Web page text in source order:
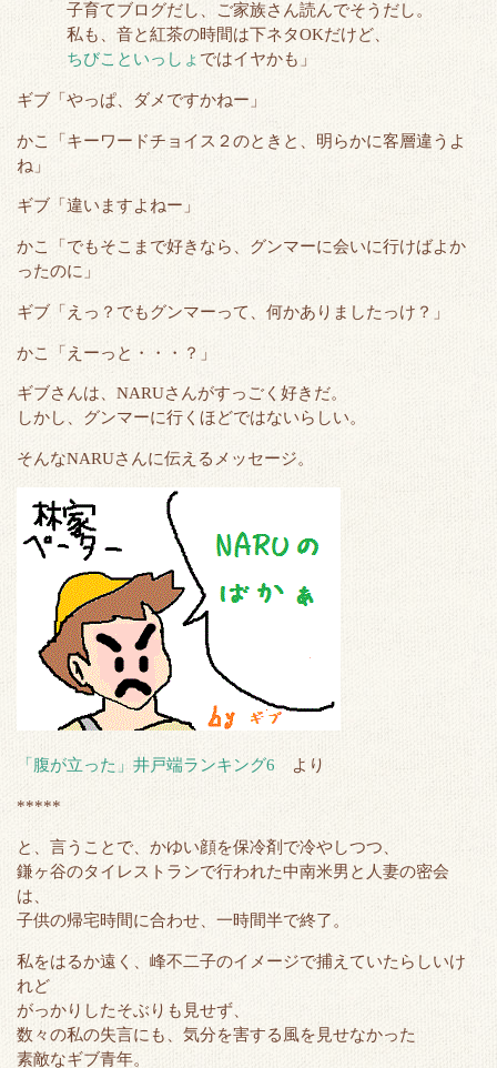
子育てブログだし、ご家族さん読んでそうだし。
私も、音と紅茶の時間は下ネタOKだけど、
ちびこといっしょ ではイヤかも」
ギブ「やっぱ、ダメですかねー」
かこ「キーワードチョイス２のときと、明らかに客層違うよ
ね」
ギブ「違いますよねー」
かこ「でもそこまで好きなら、グンマーに会いに行けばよか
ったのに」
ギブ「えっ？でもグンマーって、何かありましたっけ？」
かこ「えーっと・・・？」
ギブさんは、NARUさんがすっごく好きだ。
しかし、グンマーに行くほどではないらしい。
そんなNARUさんに伝えるメッセージ。
「腹が立った」井戸端ランキング6 より
*****
と、言うことで、かゆい顔を保冷剤で冷やしつつ、
鎌ヶ谷のタイレストランで行われた中南米男と人妻の密会
は、
子供の帰宅時間に合わせ、一時間半で終了。
私をはるか遠く、峰不二子のイメージで捕えていたらしいけ
れど
がっかりしたそぶりも見せず、
数々の私の失言にも、気分を害する風を見せなかった
素敵なギブ青年。